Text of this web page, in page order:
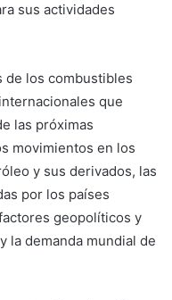
sus actividades
de los combustibles
que
las próximas
movimientos en los
y sus derivados, las
por los países
geopolíticos y
la demanda mundial de